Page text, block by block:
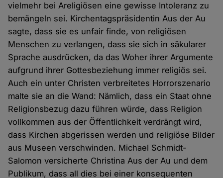
vielmehr bei Areligiösen eine gewisse Intoleranz zu
bemängeln sei. Kirchentagspräsidentin Aus der Au
sagte, dass sie es unfair finde, von religiösen
Menschen zu verlangen, dass sie sich in säkularer
Sprache ausdrücken, da das Woher ihrer Argumente
aufgrund ihrer Gottesbeziehung immer religiös sei.
Auch ein unter Christen verbreitetes Horrorszenario
malte sie an die Wand: Nämlich, dass ein Staat ohne
Religionsbezug dazu führen würde, dass Religion
vollkommen aus der Öffentlichkeit verdrängt wird,
dass Kirchen abgerissen werden und religiöse Bilder
aus Museen verschwinden. Michael Schmidt-
Salomon versicherte Christina Aus der Au und dem
Publikum, dass all dies bei einer konsequenten